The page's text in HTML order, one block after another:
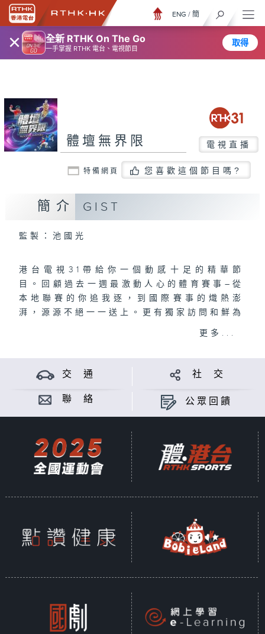
× 全新 RTHK On The Go
一手掌握 RTHK 電台、電視節目
取得
ENG / 簡
體壇無界限 電視直播
特備網頁 您喜歡這個節目嗎?
簡介 GIST
監製：池國光
港台電視31帶給你一個動感十足的精華節
目。回顧過去一週最激動人心的體育賽事–從
本地聯賽的你追我逐，到國際賽事的熾熱澎
湃，源源不絕一一送上。更有獨家訪問和鮮為
人知的故事。絕對是不容錯過的體育節目！
更多...
交 通 社 交
聯 絡 公眾回饋